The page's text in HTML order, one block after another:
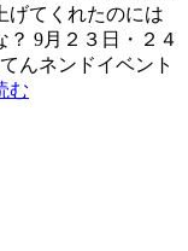
げてくれたのには
9月２３日・２４
んネンドイベント
む